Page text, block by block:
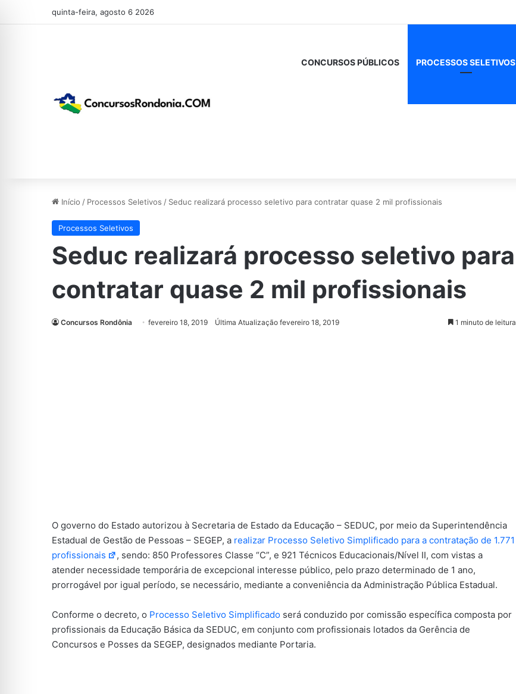
quinta-feira, agosto 6 2026
CONCURSOS PÚBLICOS PROCESSOS SELETIVOS
Início / Processos Seletivos / Seduc realizará processo seletivo para contratar quase 2 mil profissionais
Processos Seletivos
Seduc realizará processo seletivo para
contratar quase 2 mil profissionais
Concursos Rondônia fevereiro 18, 2019 Última Atualização fevereiro 18, 2019 1 minuto de leitura
O governo do Estado autorizou à Secretaria de Estado da Educação – SEDUC, por meio da Superintendência
Estadual de Gestão de Pessoas – SEGEP, a realizar Processo Seletivo Simplificado para a contratação de 1.771
profissionais
, sendo: 850 Professores Classe “C”, e 921 Técnicos Educacionais/Nível II, com vistas a
atender necessidade temporária de excepcional interesse público, pelo prazo determinado de 1 ano,
prorrogável por igual período, se necessário, mediante a conveniência da Administração Pública Estadual.
Conforme o decreto, o Processo Seletivo Simplificado será conduzido por comissão específica composta por
profissionais da Educação Básica da SEDUC, em conjunto com profissionais lotados da Gerência de
Concursos e Posses da SEGEP, designados mediante Portaria.